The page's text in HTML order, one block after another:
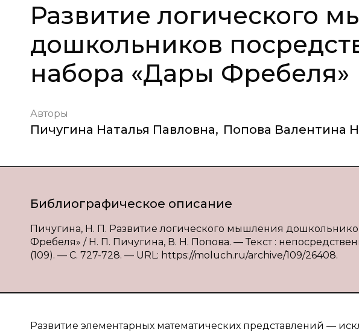
Развитие логического
дошкольников
набора «Дары Фребеля»
Авторы
Пичугина Наталья Павловна, Попова Валентина
Библиографическое описание
Пичугина, Н. П. Развитие логического мышления
Фребеля» / Н. П. Пичугина, В. Н. Попова. — Текст :
(109). — С. 727-728. — URL: https://moluch.ru/archive/109/26408.
Развитие элементарных математических представлений —